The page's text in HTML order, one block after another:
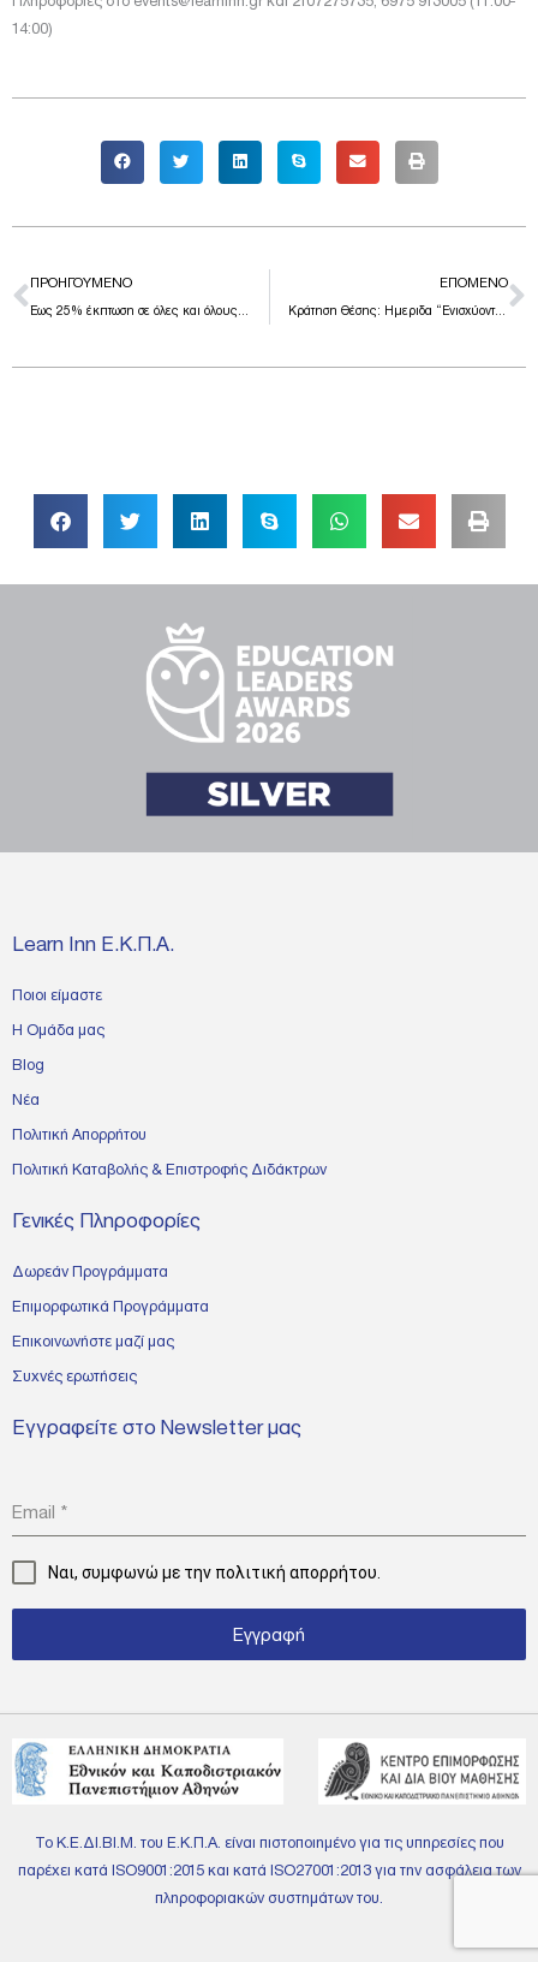
14:00)
Prev
ΠΡΟΗΓΟΎΜΕΝΟ ΕΠΌΜΕΝΟ
Κράτηση Θέσης: Ημεριδα “Ενισχύοντας την επιμόρφωση και την επαγγελματική εξέλιξη”
Learn Inn Ε.Κ.Π.Α.
Ποιοι είμαστε
Η Ομάδα μας
Blog
Νέα
Πολιτική Απορρήτου
Πολιτική Καταβολής & Επιστροφής Διδάκτρων
Γενικές Πληροφορίες
Δωρεάν Προγράμματα
Επιμορφωτικά Προγράμματα
Επικοινωνήστε μαζί μας
Συχνές ερωτήσεις
Εγγραφείτε στο Newsletter μας
Email *
Ναι, συμφωνώ με την πολιτική απορρήτου.
Εγγραφή
Το Κ.Ε.ΔΙ.ΒΙ.Μ. του Ε.Κ.Π.Α. είναι πιστοποιημένο για τις υπηρεσίες που
παρέχει κατά ISO9001:2015 και κατά ISO27001:2013 για την ασφάλεια των
πληροφοριακών συστημάτων του.